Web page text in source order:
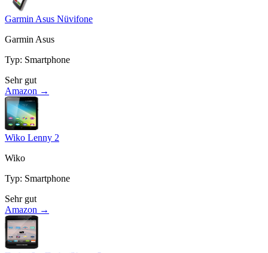
Garmin Asus Nüvifone
Garmin Asus
Typ: Smartphone
Sehr gut
Amazon →
Wiko Lenny 2
Wiko
Typ: Smartphone
Sehr gut
Amazon →